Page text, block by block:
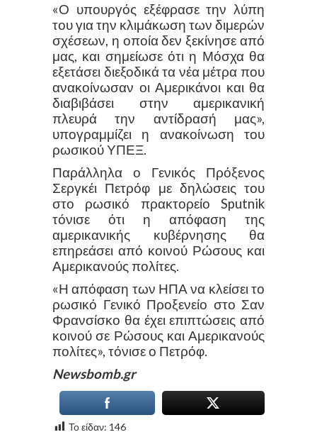
«Ο υπουργός εξέφρασε την λύπη
του για την κλιμάκωση των διμερών
σχέσεων, η οποία δεν ξεκίνησε από
μας, και σημείωσε ότι η Μόσχα θα
εξετάσει διεξοδικά τα νέα μέτρα που
ανακοίνωσαν οι Αμερικάνοι και θα
διαβιβάσει στην αμερικανική
πλευρά την αντίδρασή μας»,
υπογραμμίζει η ανακοίνωση του
ρωσικού ΥΠΕΞ.
Παράλληλα ο Γενικός Πρόξενος
Σεργκέι Πετρόφ με δηλώσεις του
στο ρωσικό πρακτορείο Sputnik
τόνισε ότι η απόφαση της
αμερικανικής κυβέρνησης θα
επηρεάσει από κοινού Ρώσους και
Αμερικανούς πολίτες.
«Η απόφαση των ΗΠΑ να κλείσει το
ρωσικό Γενικό Προξενείο στο Σαν
Φρανσίσκο θα έχει επιπτώσεις από
κοινού σε Ρώσους και Αμερικανούς
πολίτες», τόνισε ο Πετρόφ.
Newsbomb.gr
Το είδαν: 146